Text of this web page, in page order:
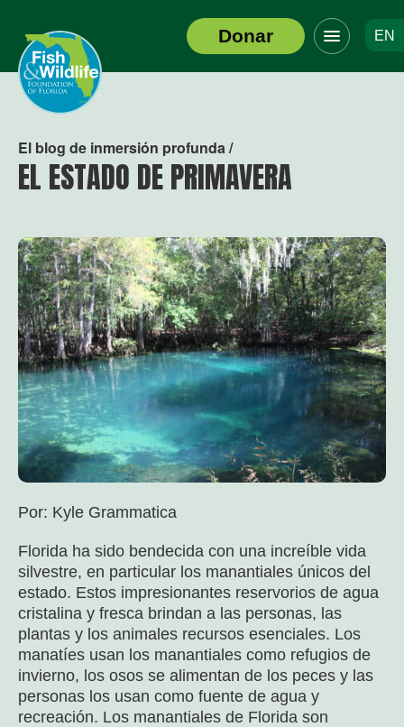
Logotipo
del
encabezado
Donar
Haga
clic
para
alternar
EN
El blog de inmersión profunda /
EL ESTADO DE PRIMAVERA
Por: Kyle Grammatica
Florida ha sido bendecida con una increíble vida
silvestre, en particular los manantiales únicos del
estado. Estos impresionantes reservorios de agua
cristalina y fresca brindan a las personas, las
plantas y los animales recursos esenciales. Los
manatíes usan los manantiales como refugios de
invierno, los osos se alimentan de los peces y las
personas los usan como fuente de agua y
recreación. Los manantiales de Florida son